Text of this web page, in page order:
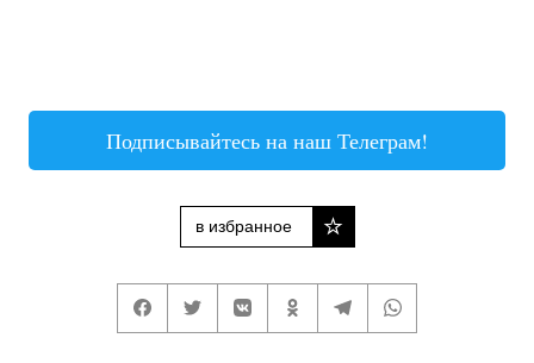
Подписывайтесь на наш Телеграм!
в избранное